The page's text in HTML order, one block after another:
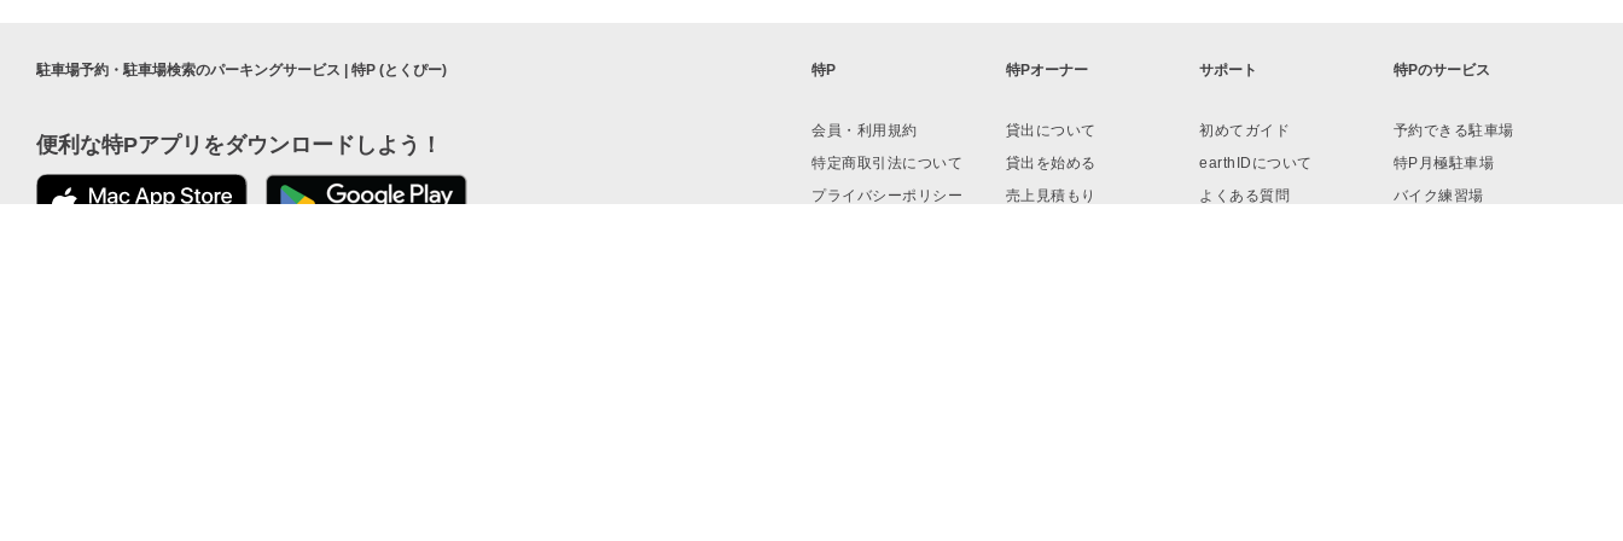
駐車場予約・駐車場検索のパーキングサービス | 特P (とくぴー)
便利な特Pアプリをダウンロードしよう！
特P
会員・利用規約
特定商取引法について
プライバシーポリシー
特Pオーナー
貸出について
貸出を始める
売上見積もり
サポート
初めてガイド
earthIDについて
よくある質問
特Pのサービス
予約できる駐車場
特P月極駐車場
バイク練習場